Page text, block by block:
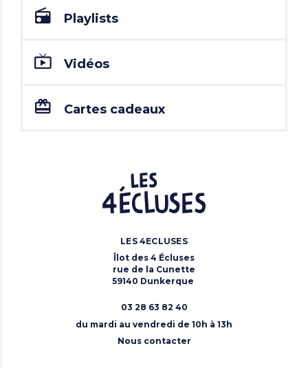
Playlists
Vidéos
Cartes cadeaux
LES 4ECLUSES
Îlot des 4 Écluses
rue de la Cunette
59140 Dunkerque
03 28 63 82 40
du mardi au vendredi de 10h à 13h
Nous contacter